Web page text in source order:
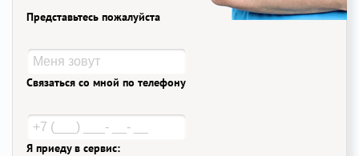
Представьтесь пожалуйста
Связаться со мной по телефону
Я приеду в сервис: